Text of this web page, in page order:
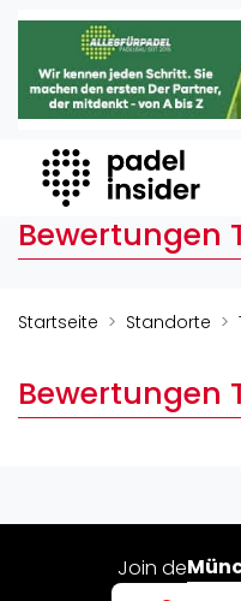
Padel Insider
Home
Organisationen
Buchungssysteme
Padel-Shops
Padelplatzbauer
Ranking
Bewertungen
Startseite Standorte
Bewertungen
Join de